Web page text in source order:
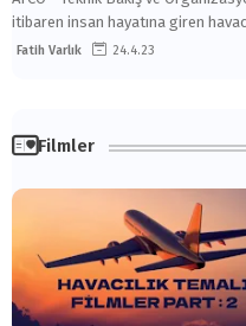
itibaren insan hayatına giren
Fatih Varlık 24.4.23
Filmler